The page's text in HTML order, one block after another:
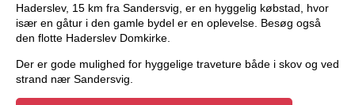
Haderslev, 15 km fra Sandersvig, er en hyggelig købstad, hvor
især en gåtur i den gamle bydel er en oplevelse. Besøg også
den flotte Haderslev Domkirke.
Der er gode mulighed for hyggelige traveture både i skov og ved
strand nær Sandersvig.